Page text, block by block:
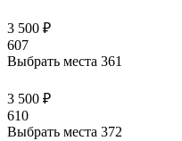
3 500 ₽
607
Выбрать места 361
3 500 ₽
610
Выбрать места 372